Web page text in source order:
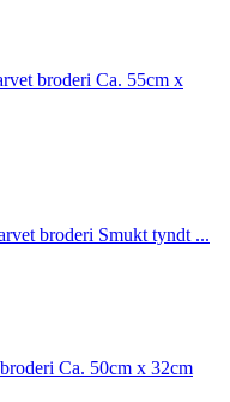
broderi Ca. 55cm x
broderi Smukt tyndt ...
Ca. 50cm x 32cm